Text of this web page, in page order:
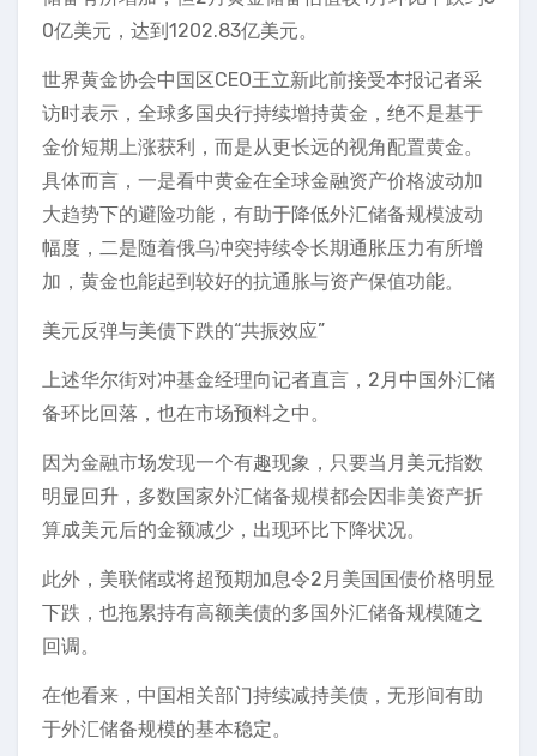
0亿美元，达到1202.83亿美元。
世界黄金协会中国区CEO王立新此前接受本报记者采
访时表示，全球多国央行持续增持黄金，绝不是基于
金价短期上涨获利，而是从更长远的视角配置黄金。
具体而言，一是看中黄金在全球金融资产价格波动加
大趋势下的避险功能，有助于降低外汇储备规模波动
幅度，二是随着俄乌冲突持续令长期通胀压力有所增
加，黄金也能起到较好的抗通胀与资产保值功能。
美元反弹与美债下跌的“共振效应”
上述华尔街对冲基金经理向记者直言，2月中国外汇储
备环比回落，也在市场预料之中。
因为金融市场发现一个有趣现象，只要当月美元指数
明显回升，多数国家外汇储备规模都会因非美资产折
算成美元后的金额减少，出现环比下降状况。
此外，美联储或将超预期加息令2月美国国债价格明显
下跌，也拖累持有高额美债的多国外汇储备规模随之
回调。
在他看来，中国相关部门持续减持美债，无形间有助
于外汇储备规模的基本稳定。